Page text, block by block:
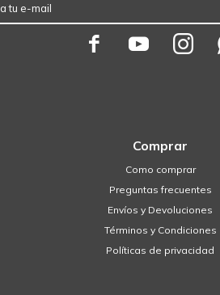
Comprar
Como comprar
Preguntas frecuentes
Envíos y Devoluciones
Términos y Condiciones
Políticas de privacidad
  